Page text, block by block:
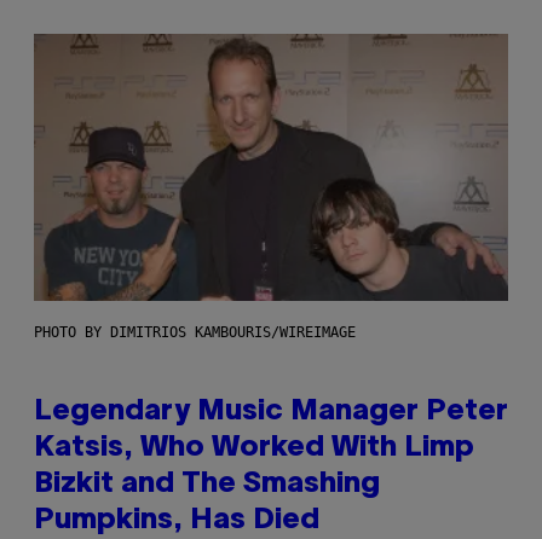
PHOTO BY DIMITRIOS KAMBOURIS/WIREIMAGE
Legendary Music Manager Peter
Katsis, Who Worked With Limp
Bizkit and The Smashing
Pumpkins, Has Died